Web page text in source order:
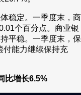
稳定。一季度末，商
个百分点。商业银
平稳。一季度末，保
付能力继续保持充
比增长6.5%